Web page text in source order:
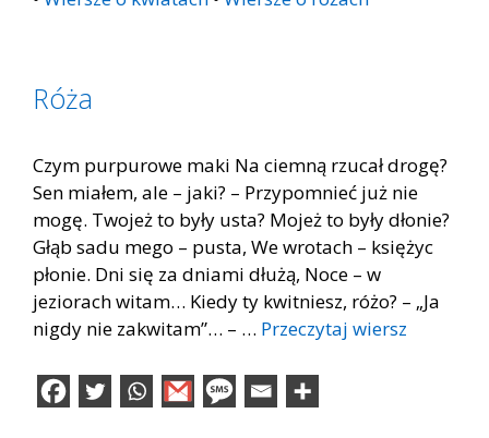
Róża
Czym purpurowe maki Na ciemną rzucał drogę?
Sen miałem, ale – jaki? – Przypomnieć już nie
mogę. Twojeż to były usta? Mojeż to były dłonie?
Głąb sadu mego – pusta, We wrotach – księżyc
płonie. Dni się za dniami dłużą, Noce – w
jeziorach witam… Kiedy ty kwitniesz, różo? – „Ja
nigdy nie zakwitam”… – … Przeczytaj wiersz